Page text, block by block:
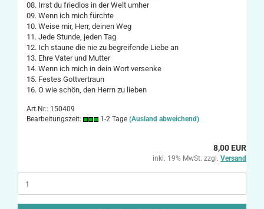
08. Irrst du friedlos in der Welt umher
09. Wenn ich mich fürchte
10. Weise mir, Herr, deinen Weg
11. Jede Stunde, jeden Tag
12. Ich staune die nie zu begreifende Liebe an
13. Ehre Vater und Mutter
14. Wenn ich mich in dein Wort versenke
15. Festes Gottvertraun
16. O wie schön, den Herrn zu lieben
Art.Nr.: 150409
Bearbeitungszeit:
1-2 Tage (Ausland abweichend)
8,00 EUR
inkl. 19% MwSt. zzgl. Versand